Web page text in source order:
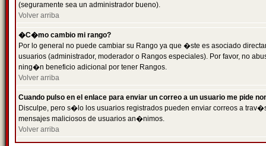
(seguramente sea un administrador bueno).
Volver arriba
�C�mo cambio mi rango?
Por lo general no puede cambiar su Rango ya que �ste es asociado
usuarios (administrador, moderador o Rangos especiales). Por favor, no
ning�n beneficio adicional por tener Rangos.
Volver arriba
Cuando pulso en el enlace para enviar un correo a un usuario me pide
Disculpe, pero s�lo los usuarios registrados pueden enviar correos a
mensajes maliciosos de usuarios an�nimos.
Volver arriba